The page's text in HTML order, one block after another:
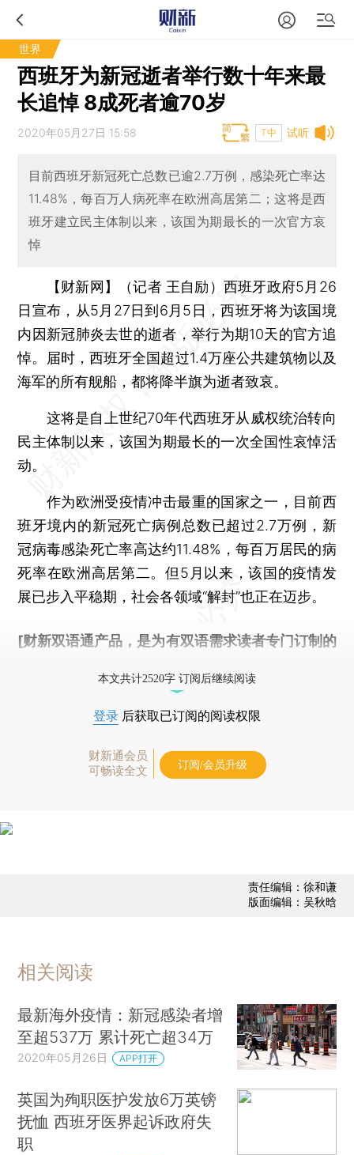
世界
西班牙为新冠逝者举行数十年来最
长追悼 8成死者逾70岁
试听
2020年05月27日 15:58 T中
目前西班牙新冠死亡总数已逾2.7万例，感染死亡率达
11.48%，每百万人病死率在欧洲高居第二；这将是西
班牙建立民主体制以来，该国为期最长的一次官方哀
悼
【财新网】（记者 王自励） 西班牙政府5月26
日宣布，从5月27日到6月5日，西班牙将为该国境
内因新冠肺炎去世的逝者，举行为期10天的官方追
悼。届时，西班牙全国超过1.4万座公共建筑物以及
海军的所有舰船，都将降半旗为逝者致哀。
这将是自上世纪70年代西班牙从威权统治转向
民主体制以来，该国为期最长的一次全国性哀悼活
动。
作为欧洲受疫情冲击最重的国家之一，目前西
班牙境内的新冠死亡病例总数已超过2.7万例，新
冠病毒感染死亡率高达约11.48%，每百万居民的病
死率在欧洲高居第二。但5月以来，该国的疫情发
展已步入平稳期，社会各领域“解封”也正在迈步。
[财新双语通产品，是为有双语需求读者专门订制的
本文共计2520字 订阅后继续阅读
登录 后获取已订阅的阅读权限
财新通会员
可畅读全文
订阅/会员升级
责任编辑：徐和谦
版面编辑：吴秋晗
相关阅读
最新海外疫情：新冠感染者增
至超537万 累计死亡超34万
2020年05月26日 APP打开
英国为殉职医护发放6万英镑
抚恤 西班牙医界起诉政府失
职